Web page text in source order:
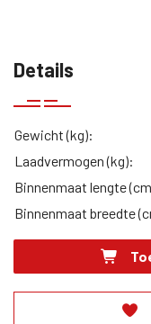
Details
Gewicht (kg):
Laadvermogen (kg):
Binnenmaat lengte
Binnenmaat breedte